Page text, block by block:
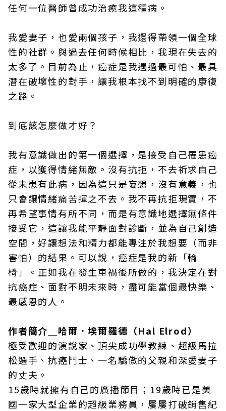
任何一位醫師曾成功治癒我這種病。
我愛妻子，也愛兩個孩子，我還得帶領一個全球
性的社群。與過去任何時候相比，我現在失去的
太多了。目前為止，癌症是我遇過最可怕、最具
潛在破壞性的對手，讓我根本找不到明確的康復
之路。
到底該怎麼做才好？
我有意識做出的第一個選擇，是接受自己罹患癌
症，以獲得情緒無敵。沒有抗拒，不去祈求自己
從未患有此病，因為這只是妄想，沒有意義，也
只會讓情緒痛苦揮之不去。我不再抗拒現實，不
再希望事情有所不同，而是有意識地選擇無條件
接受它，這讓我能平靜面對診斷，並為自己創造
空間，好讓想法和精力都能專注於我想要（而非
害怕）的結果。可以說，癌症是我的新「輪
椅」。正如我在發生車禍後所做的，我決定在對
抗癌症、面對不明未來時，盡可能當個最快樂、
最感恩的人。
作者簡介＿哈爾．埃爾羅德（Hal Elrod）
極受歡迎的演說家、頂尖成功學教練、超級馬拉
松選手、抗癌鬥士、一名驕傲的父親和深愛妻子
的丈夫。
15歲時就擁有自己的廣播節目；19歲時已是美
國一家大型企業的超級業務員，屢屢打破銷售紀